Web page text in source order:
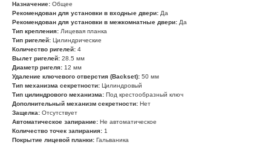
Назначение: Общее
Рекомендован для установки в входные двери: Да
Рекомендован для установки в межкомнатные двери: Да
Тип крепления: Лицевая планка
Тип ригелей: Цилиндрические
Количество ригелей: 4
Вылет ригелей: 28.5 мм
Диаметр ригеля: 12 мм
Удаление ключевого отверстия (Backset): 50 мм
Тип механизма секретности: Цилиндровый
Тип цилиндрового механизма: Под крестообразный ключ
Дополнительный механизм секретности: Нет
Защелка: Отсутствует
Автоматическое запирание: Не автоматическое
Количество точек запирания: 1
Покрытие лицевой планки: Гальваника